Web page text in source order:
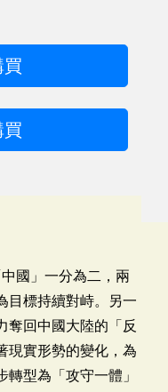
買
買
國」一分為二，兩
目標持續對峙。另一
奪回中國大陸的「反
現實形勢的變化，為
型為「攻守一體」